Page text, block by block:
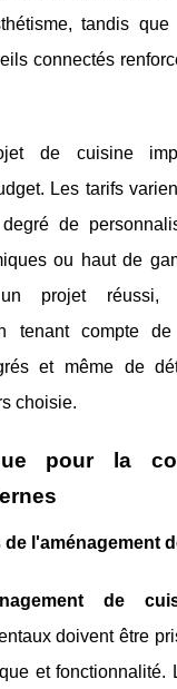
tandis
connectés
de cuisine
Les tarifs
de
ou haut de
projet réussi,
tenant compte de
et même de
choisie.
pour la
de l'aménagement
de
doivent être
et fonctionnalité.